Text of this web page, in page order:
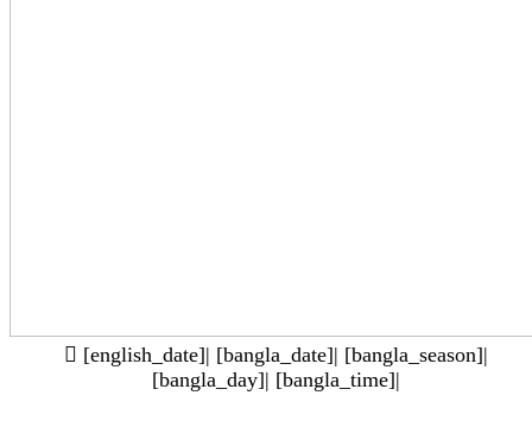
[english_date]| [bangla_date]| [bangla_season]|
[bangla_day]| [bangla_time]|